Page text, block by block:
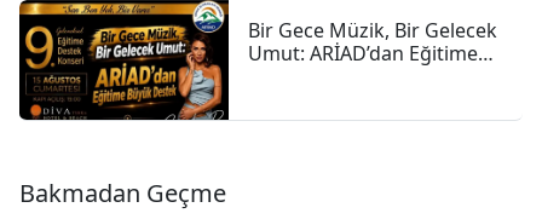
Bir Gece Müzik, Bir Gelecek
Umut: ARİAD’dan Eğitime
Bakmadan Geçme